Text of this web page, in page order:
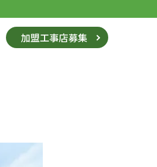
加盟工事店募集